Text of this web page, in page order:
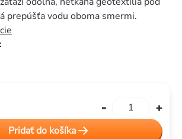
prepúšťa vodu oboma smermi.
Pridať do košíka